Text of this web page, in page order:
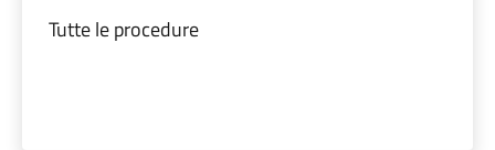
Tutte le procedure